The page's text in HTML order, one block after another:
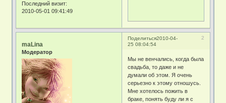
Последний визит:
2010-05-01 09:41:49
Поделиться 2
2010-04-
25 08:04:54
maLina
Модератор
Мы не венчались, когда была
свадьба, то даже и не
думали об этом. Я очень
серьезно к этому отношусь.
Мне хотелось пожить в
браке, понять буду ли я с